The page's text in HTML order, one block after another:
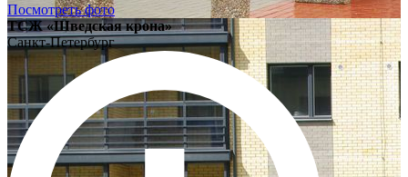
Посмотреть фото
ТСЖ «Шведская крона»
Санкт-Петербург